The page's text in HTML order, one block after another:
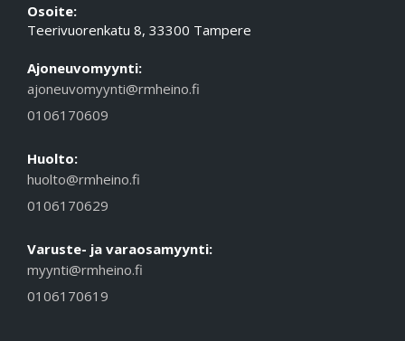
Osoite:
Teerivuorenkatu 8, 33300 Tampere
Ajoneuvomyynti:
ajoneuvomyynti@rmheino.fi
0106170609
Huolto:
huolto@rmheino.fi
0106170629
Varuste- ja varaosamyynti:
myynti@rmheino.fi
0106170619